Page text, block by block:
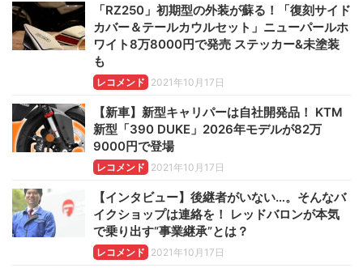
「RZ250」初期型の外装が蘇る！「復刻サイド
カバー＆テールカウルセット」ニューパールホ
ワイト8万8000円で発売 ステッカー&未塗装
も
レコメンド 2021年10月17日
【新車】新型キャリパーは自社開発品！ KTM
新型「390 DUKE」2026年モデルが82万
9000円で登場
レコメンド 2021年10月17日
【インタビュー】後継者がいない…。そんなバ
イクショップは連絡を！ レッドバロンが本気
で乗り出す“事業継承”とは？
レコメンド 2021年10月17日